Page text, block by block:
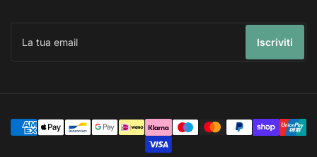
tua
Iscriviti
Modalità
di
pagamento